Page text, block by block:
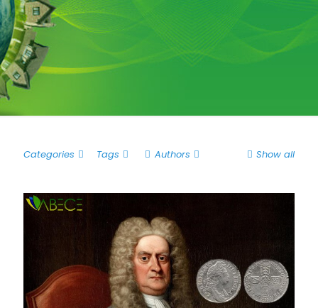
Categories Tags Authors Show all